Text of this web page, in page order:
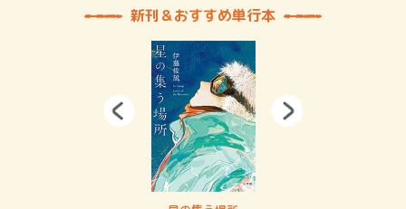
新刊＆おすすめ単行本